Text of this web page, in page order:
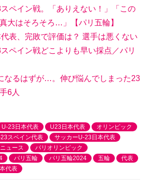
ペイン戦。「ありえない！」「この
大はそろそろ…」【パリ五輪】
表、完敗で評価は？ 選手は悪くない
ペイン戦どこよりも早い採点／パリ
なるはずが…。伸び悩んでしまった23
6人
U-23日本代表 U23日本代表
オリンピック
スペイン代表
サッカーU-23日本代表
ニュース
パリオリンピック
パリ五輪 パリ五輪2024 五輪
代表
代表